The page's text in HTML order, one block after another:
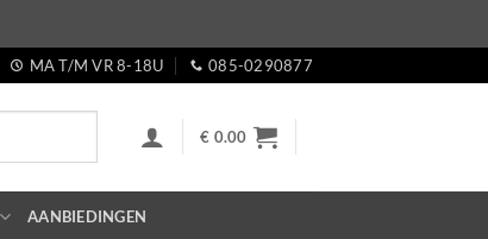
MA T/M VR 8-18U 085-0290877
€ 0.00
AANBIEDINGEN